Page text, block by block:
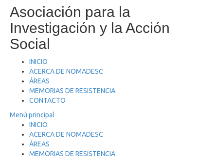
Asociación para la
Investigación y la Acción
Social
INICIO
ACERCA DE NOMADESC
ÁREAS
MEMORIAS DE RESISTENCIA
CONTACTO
Menú principal
INICIO
ACERCA DE NOMADESC
ÁREAS
MEMORIAS DE RESISTENCIA